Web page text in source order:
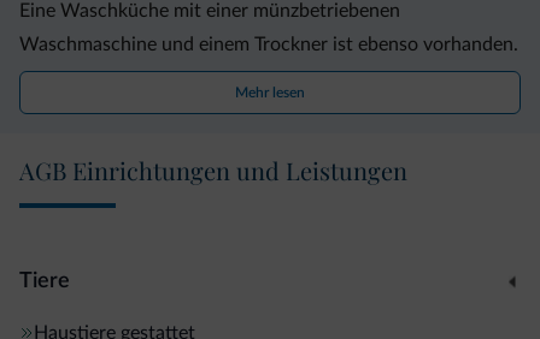
Eine Waschküche mit einer münzbetriebenen
Waschmaschine und einem Trockner ist ebenso vorhanden.
Wander- und Radwege zum Naturpark Puez-Geisler finden
Sie in der Nähe.
Die Unterkunft befindet sich weniger als 2 km von Corvara
in Badia entfernt und der Bus nach Bruneck und Bozen hält
Mehr lesen
AGB Einrichtungen und Leistungen
Tiere
Haustiere gestattet